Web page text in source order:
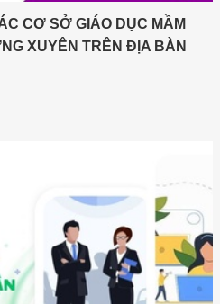
CƠ SỞ GIÁO DỤC MẦM
XUYÊN TRÊN ĐỊA BÀN